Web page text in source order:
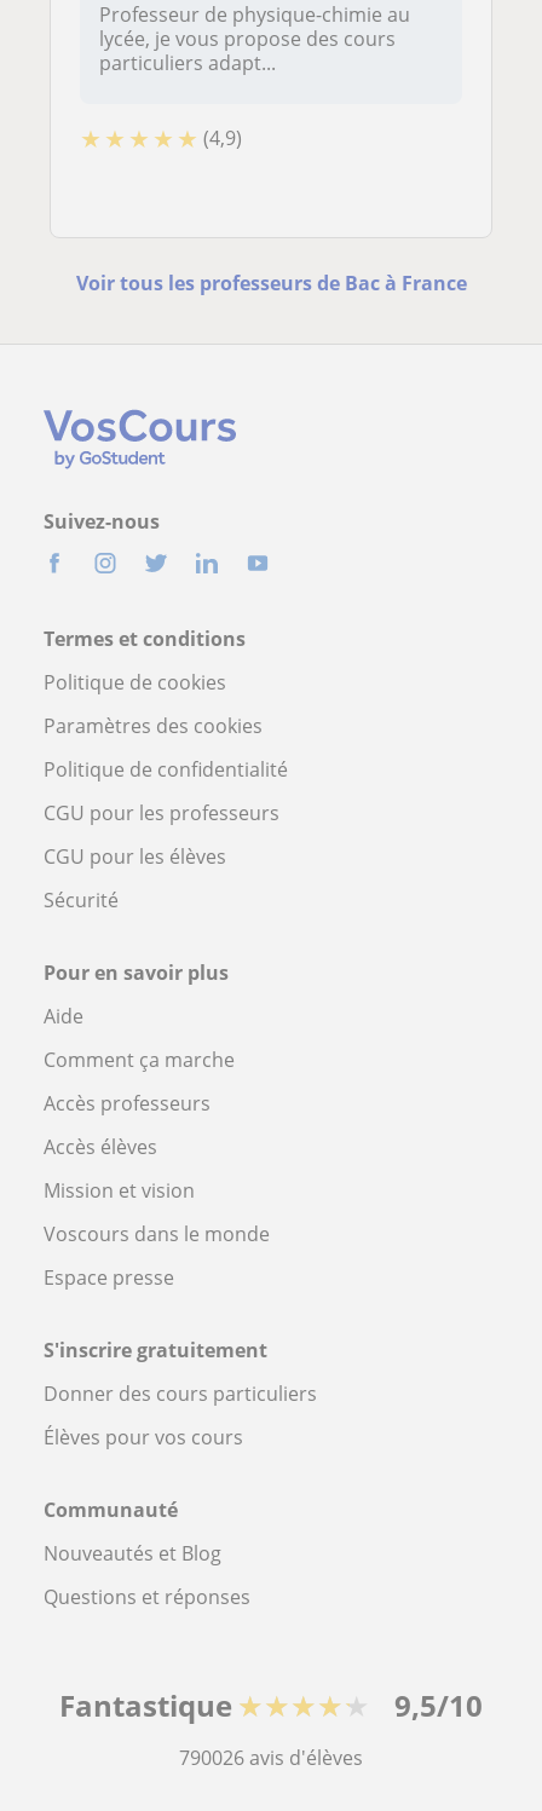
Professeur de physique-chimie au
lycée, je vous propose des cours
particuliers adapt...
★ ★ ★ ★ ★ (4,9)
Voir tous les professeurs de Bac à France
Suivez-nous
Termes et conditions
Politique de cookies
Paramètres des cookies
Politique de confidentialité
CGU pour les professeurs
CGU pour les élèves
Sécurité
Pour en savoir plus
Aide
Comment ça marche
Accès professeurs
Accès élèves
Mission et vision
Voscours dans le monde
Espace presse
S'inscrire gratuitement
Donner des cours particuliers
Élèves pour vos cours
Communauté
Nouveautés et Blog
Questions et réponses
Fantastique ★★★★★ 9,5/10
790026avis d'élèves